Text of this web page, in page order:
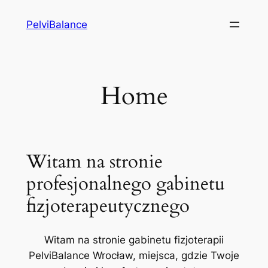
PelviBalance
Home
Witam na stronie
profesjonalnego gabinetu
fizjoterapeutycznego
Witam na stronie gabinetu fizjoterapii
PelviBalance Wrocław, miejsca, gdzie Twoje